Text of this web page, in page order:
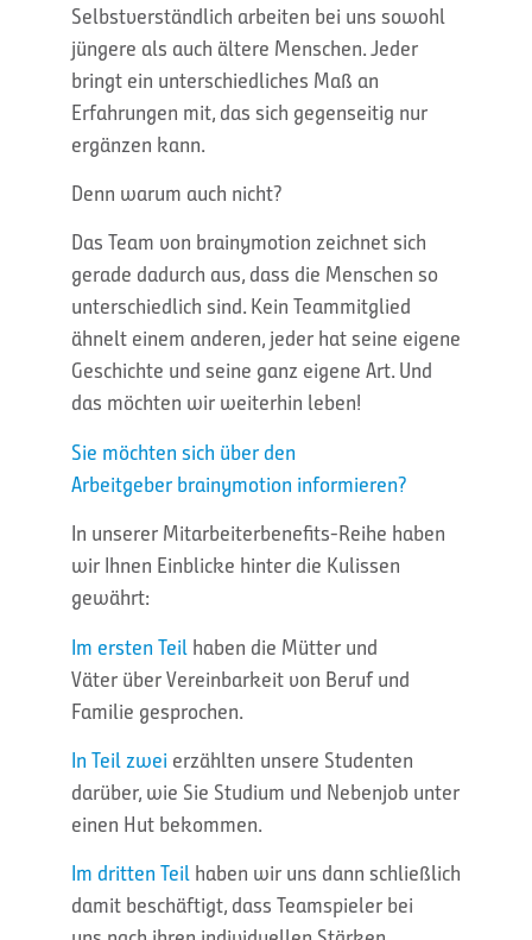
Selbstverständlich arbeiten bei uns sowohl
jüngere als auch ältere Menschen. Jeder
bringt ein unterschiedliches Maß an
Erfahrungen mit, das sich gegenseitig nur
ergänzen kann.
Denn warum auch nicht?
Das Team von brainymotion zeichnet sich
gerade dadurch aus, dass die Menschen so
unterschiedlich sind. Kein Teammitglied
ähnelt einem anderen, jeder hat seine eigene
Geschichte und seine ganz eigene Art. Und
das möchten wir weiterhin leben!
Sie möchten sich über den
Arbeitgeber brainymotion informieren?
In unserer Mitarbeiterbenefits-Reihe haben
wir Ihnen Einblicke hinter die Kulissen
gewährt:
Im ersten Teil haben die Mütter und
Väter über Vereinbarkeit von Beruf und
Familie gesprochen.
In Teil zwei erzählten unsere Studenten
darüber, wie Sie Studium und Nebenjob unter
einen Hut bekommen.
Im dritten Teil haben wir uns dann schließlich
damit beschäftigt, dass Teamspieler bei